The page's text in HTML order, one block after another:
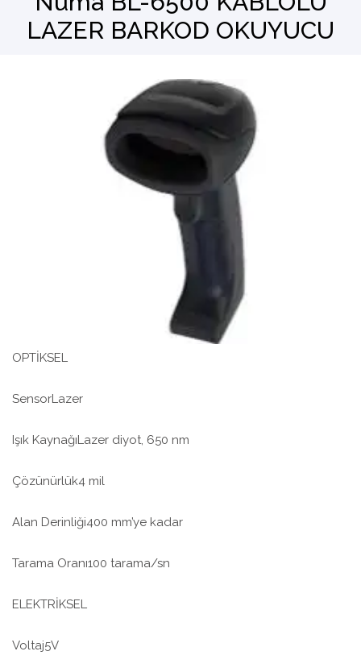
Barkod Okuyucu
LAZER BARKOD OKUYUCU
OPTİKSEL
SensorLazer
Işık KaynağıLazer diyot, 650 nm
Çözünürlük4 mil
Alan Derinliği400 mm’ye kadar
Tarama Oranı100 tarama/sn
ELEKTRİKSEL
Voltaj5V